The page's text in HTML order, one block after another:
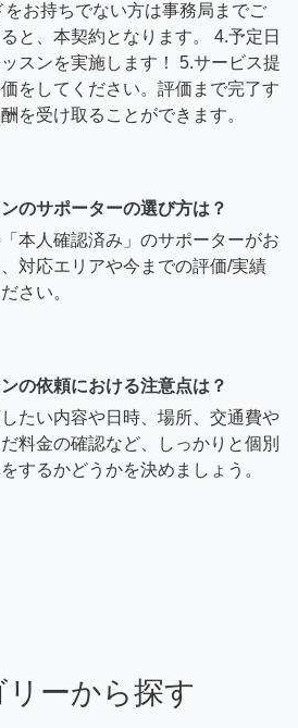
お持ちでない方は事務局までご
と、本契約となります。 4.予定日
スンを実施します！ 5.サービス提
をしてください。評価まで完了す
を受け取ることができます。
のサポーターの選び方は？
本人確認済み」のサポーターがお
対応エリアや今までの評価/実績
さい。
の依頼における注意点は？
たい内容や日時、場所、交通費や
料金の確認など、しっかりと個別
するかどうかを決めましょう。
リーから探す